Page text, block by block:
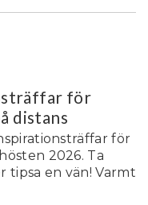
för
distans
för
2026. Ta
tipsa en vän! Varmt